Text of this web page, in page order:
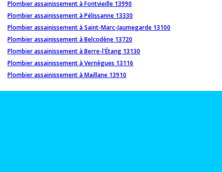
Plombier assainissement à Fontvieille 13990
Plombier assainissement à Pélissanne 13330
Plombier assainissement à Saint-Marc-Jaumegarde 13100
Plombier assainissement à Belcodène 13720
Plombier assainissement à Berre-l'Étang 13130
Plombier assainissement à Vernègues 13116
Plombier assainissement à Maillane 13910